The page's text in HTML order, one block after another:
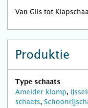
Van Glis tot
Produktie
Type schaats
Ameider klomp,
schaats,